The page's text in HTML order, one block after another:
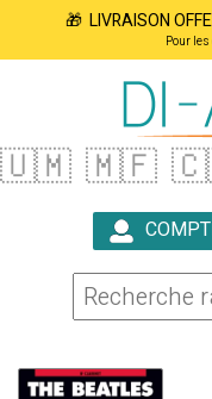
🎁 LIVRAISON
Pour
🇺🇲 🇲🇫